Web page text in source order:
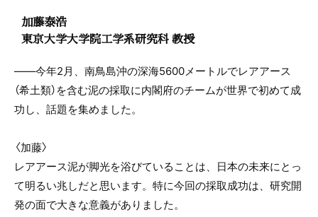
加藤泰浩
東京大学大学院工学系研究科 教授
――今年2月、南鳥島沖の深海5600メートルでレアアース
（希土類）を含む泥の採取に内閣府のチームが世界で初めて成
功し、話題を集めました。
〈加藤〉
レアアース泥が脚光を浴びていることは、日本の未来にとっ
て明るい兆しだと思います。特に今回の採取成功は、研究開
発の面で大きな意義がありました。